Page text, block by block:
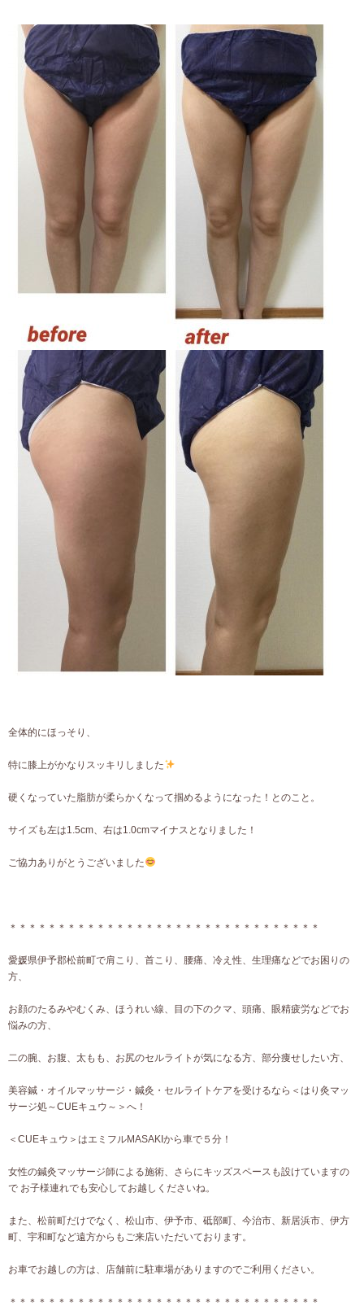
全体的にほっそり、
特に膝上がかなりスッキリしました
硬くなっていた脂肪が柔らかくなって掴めるようになった！とのこと。
サイズも左は1.5cm、右は1.0cmマイナスとなりました！
ご協力ありがとうございました
＊＊＊＊＊＊＊＊＊＊＊＊＊＊＊＊＊＊＊＊＊＊＊＊＊＊＊＊＊＊＊＊
愛媛県伊予郡松前町で肩こり、首こり、腰痛、冷え性、生理痛などでお困りの
方、
お顔のたるみやむくみ、ほうれい線、目の下のクマ、頭痛、眼精疲労などでお
悩みの方、
二の腕、お腹、太もも、お尻のセルライトが気になる方、部分痩せしたい方、
美容鍼・オイルマッサージ・鍼灸・セルライトケアを受けるなら＜はり灸マッ
サージ処～CUEキュウ～＞へ！
＜CUEキュウ＞はエミフルMASAKIから車で５分！
女性の鍼灸マッサージ師による施術、さらにキッズスペースも設けていますの
で お子様連れでも安心してお越しくださいね。
また、松前町だけでなく、松山市、伊予市、砥部町、今治市、新居浜市、伊方
町、宇和町など遠方からもご来店いただいております。
お車でお越しの方は、店舗前に駐車場がありますのでご利用ください。
＊＊＊＊＊＊＊＊＊＊＊＊＊＊＊＊＊＊＊＊＊＊＊＊＊＊＊＊＊＊＊＊